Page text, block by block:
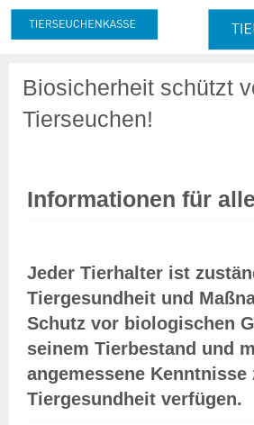
Login
Biosicherheit schützt
Tierseuchen!
Informationen für
Jeder Tierhalter ist
Tiergesundheit und
Schutz vor biologischen
seinem Tierbestand und
angemessene Kenntnisse
Tiergesundheit verfügen.